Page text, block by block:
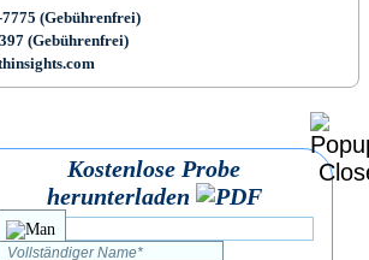
7775 (Gebührenfrei)
(Gebührenfrei)
Kostenlose Probe
herunterladen